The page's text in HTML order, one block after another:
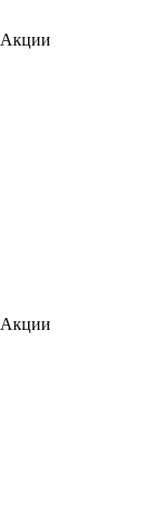
Акции
Акции